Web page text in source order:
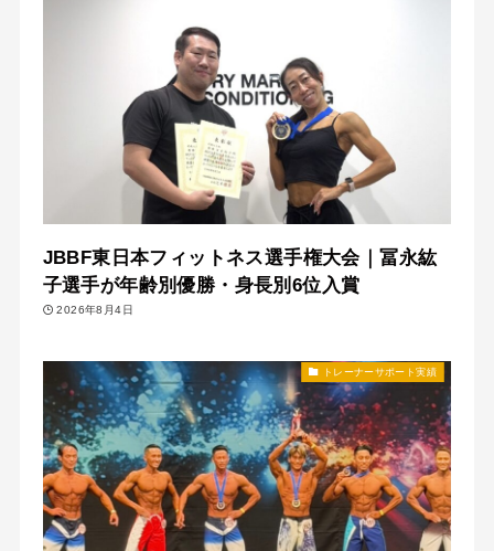
JBBF東日本フィットネス選手権大会｜冨永紘
子選手が年齢別優勝・身長別6位入賞
2026年8月4日
トレーナーサポート実績